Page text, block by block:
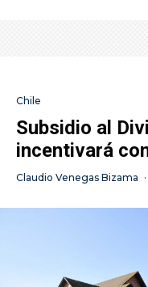
Chile
Subsidio al
incentivará
Claudio Venegas Bizama ·